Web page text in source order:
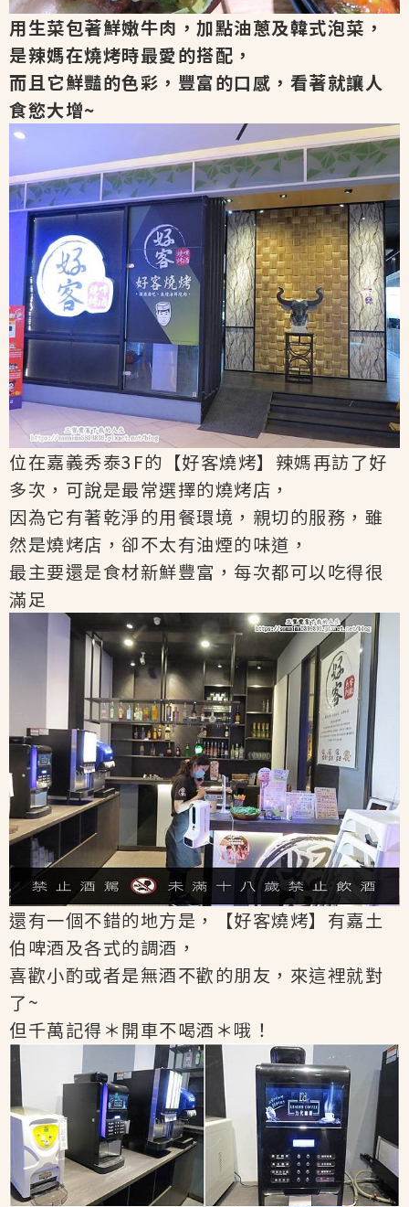
用生菜包著鮮嫩牛肉，加點油蔥及韓式泡菜，
是辣媽在燒烤時最愛的搭配，
而且它鮮豔的色彩，豐富的口感，看著就讓人
食慾大增~
位在嘉義秀泰3F的【好客燒烤】辣媽再訪了好
多次，可說是最常選擇的燒烤店，
因為它有著乾淨的用餐環境，親切的服務，雖
然是燒烤店，卻不太有油煙的味道，
最主要還是食材新鮮豐富，每次都可以吃得很
滿足
還有一個不錯的地方是，【好客燒烤】有嘉土
伯啤酒及各式的調酒，
喜歡小酌或者是無酒不歡的朋友，來這裡就對
了~
但千萬記得＊開車不喝酒＊哦！